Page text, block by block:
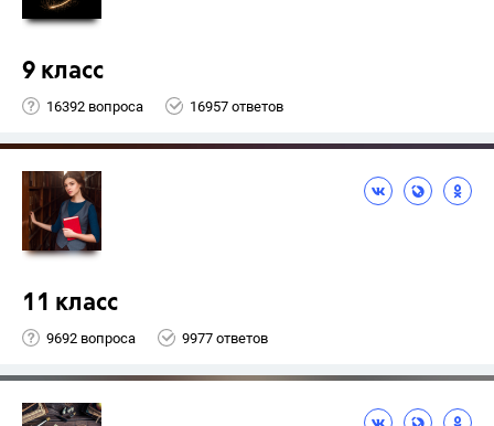
9 класс
16392 вопроса 16957 ответов
11 класс
9692 вопроса 9977 ответов